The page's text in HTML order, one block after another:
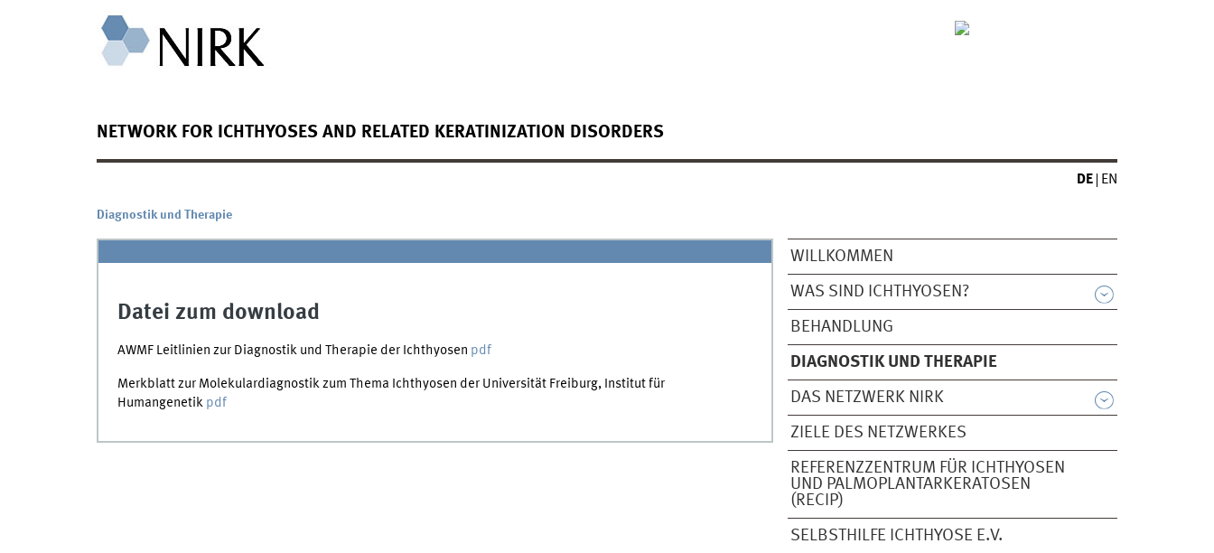
NETWORK FOR ICHTHYOSES AND RELATED KERATINIZATION DISORDERS
DE EN
Diagnostik und Therapie
WILLKOMMEN
WAS SIND ICHTHYOSEN?
BEHANDLUNG
DIAGNOSTIK UND THERAPIE
DAS NETZWERK NIRK
ZIELE DES NETZWERKES
REFERENZZENTRUM FÜR ICHTHYOSEN
UND PALMOPLANTARKERATOSEN
(RECIP)
SELBSTHILFE ICHTHYOSE E.V.
Datei zum download
AWMF Leitlinien zur Diagnostik und Therapie der Ichthyosen pdf
Merkblatt zur Molekulardiagnostik zum Thema Ichthyosen der Universität Freiburg, Institut für
Humangenetik pdf